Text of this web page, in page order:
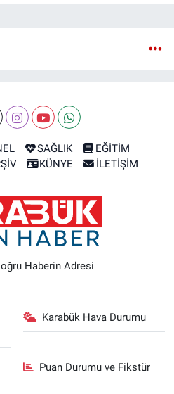
SAĞLIK
EĞİTİM
KÜNYE İLETİŞİM
Haberin Adresi
Karabük Hava Durumu
Puan Durumu ve Fikstür